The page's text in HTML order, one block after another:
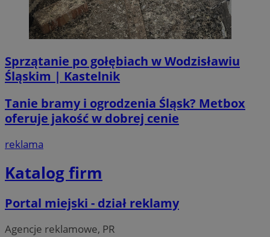
Sprzątanie po gołębiach w Wodzisławiu
Śląskim | Kastelnik
Tanie bramy i ogrodzenia Śląsk? Metbox
oferuje jakość w dobrej cenie
reklama
Katalog firm
Portal miejski - dział reklamy
Agencje reklamowe, PR